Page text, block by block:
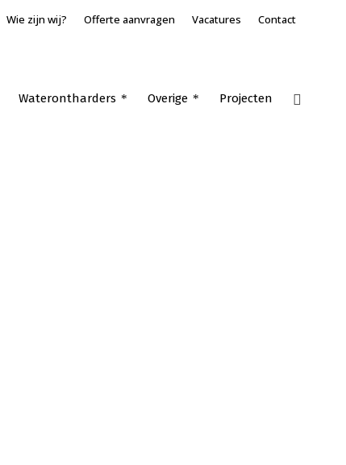
Wie zijn wij? Offerte aanvragen Vacatures Contact
Waterontharders Overige Projecten